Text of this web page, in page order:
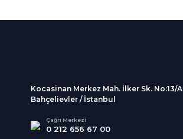
Kocasinan Merkez Mah. İlker Sk. No:13/A
Bahçelievler / İstanbul
Çağrı Merkezi
0 212 656 67 00